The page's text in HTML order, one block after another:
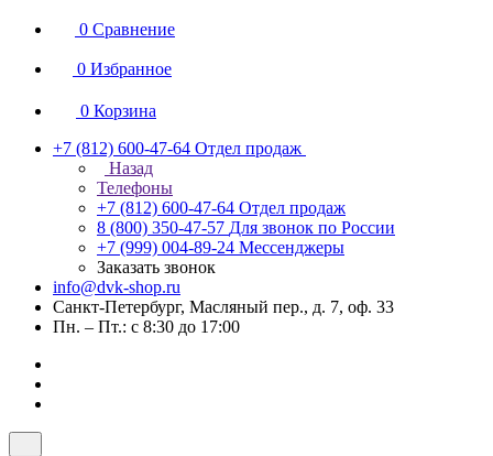
0 Сравнение
0 Избранное
0 Корзина
+7 (812) 600-47-64 Отдел продаж
Назад
Телефоны
+7 (812) 600-47-64 Отдел продаж
8 (800) 350-47-57 Для звонок по России
+7 (999) 004-89-24 Мессенджеры
Заказать звонок
info@dvk-shop.ru
Санкт-Петербург, Масляный пер., д. 7, оф. 33
Пн. – Пт.: с 8:30 до 17:00